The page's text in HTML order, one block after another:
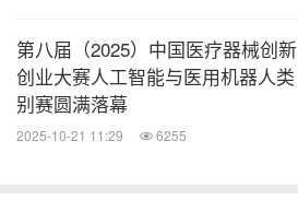
全自动肽谱分析系统----国内首套用于肿瘤液
第八届（2025）中国医疗器械创新
创业大赛人工智能与医用机器人类
别赛圆满落幕
2025-10-21 11:29 6255